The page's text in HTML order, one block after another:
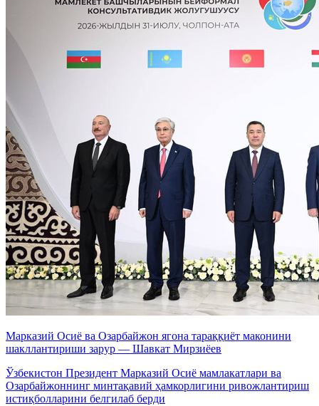
Марказий Осиё ва Озарбайжон ягона тараққиёт маконини
шакллантириши зарур — Шавкат Мирзиёев
Ўзбекистон Президент Марказий Осиё мамлакатлари ва
Озарбайжоннинг минтақавий ҳамкорлигини ривожлантириш
истиқболларини белгилаб берди